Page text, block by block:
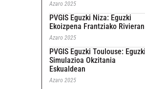
Azaro 2025
PVGIS Eguzki Niza: Eguzki
Ekoizpena Frantziako Rivieran
Azaro 2025
PVGIS Eguzki Toulouse: Eguzki
Simulazioa Okzitania
Eskualdean
Azaro 2025